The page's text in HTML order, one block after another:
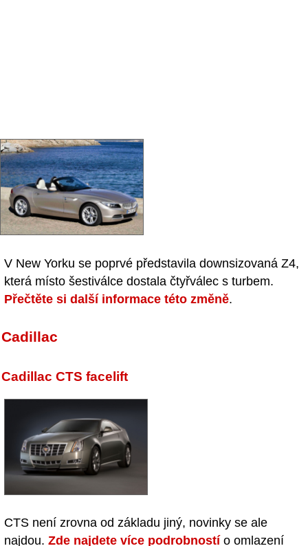
V New Yorku se poprvé představila downsizovaná Z4,
která místo šestiválce dostala čtyřválec s turbem.
Přečtěte si další informace této změně.
Cadillac
Cadillac CTS facelift
CTS není zrovna od základu jiný, novinky se ale
najdou. Zde najdete více podrobnostío omlazení